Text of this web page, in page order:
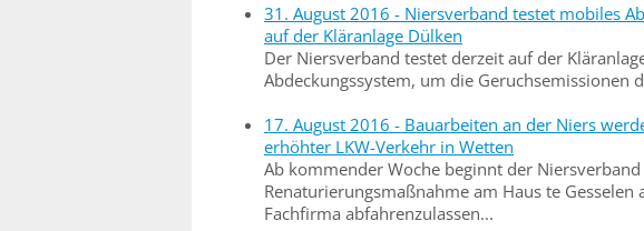
31. August 2016 - Niersverband testet mobiles
auf der Kläranlage Dülken
Der Niersverband testet derzeit auf der
Abdeckungssystem, um die Geruchsemissionen
17. August 2016 - Bauarbeiten an der Niers
erhöhter LKW-Verkehr in Wetten
Ab kommender Woche beginnt der
Renaturierungsmaßnahme am Haus te
Fachfirma abfahrenzulassen...